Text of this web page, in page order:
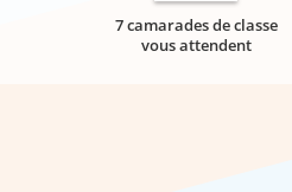
7 camarades de classe
vous attendent